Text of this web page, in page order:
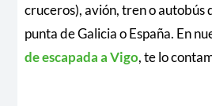
cruceros), avión, tren o autobús
punta de Galicia o España. En
de escapada a Vigo, te lo